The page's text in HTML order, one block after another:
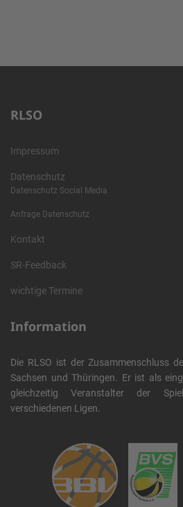
RLSO
Impressum
Datenschutz
Datenschutz Social Media
Anfrage Datenschutz
Kontakt
SR-Feedback
wichtige Termine
Information
Die RLSO ist der Zusammenschluss
Sachsen und Thüringen. Er ist als
gleichzeitig Veranstalter der
verschiedenen Ligen.